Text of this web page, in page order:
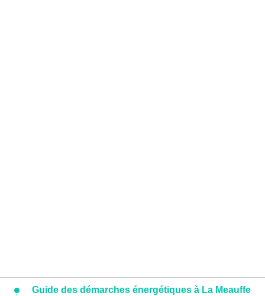
Guide des démarches énergétiques à La Meauffe